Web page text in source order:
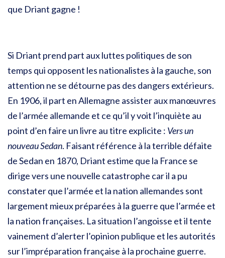
que Driant gagne !
Si Driant prend part aux luttes politiques de son
temps qui opposent les nationalistes à la gauche, son
attention ne se détourne pas des dangers extérieurs.
En 1906, il part en Allemagne assister aux manœuvres
de l’armée allemande et ce qu’il y voit l’inquiète au
point d’en faire un livre au titre explicite : Vers un
nouveau Sedan. Faisant référence à la terrible défaite
de Sedan en 1870, Driant estime que la France se
dirige vers une nouvelle catastrophe car il a pu
constater que l’armée et la nation allemandes sont
largement mieux préparées à la guerre que l’armée et
la nation françaises. La situation l’angoisse et il tente
vainement d’alerter l’opinion publique et les autorités
sur l’impréparation française à la prochaine guerre.